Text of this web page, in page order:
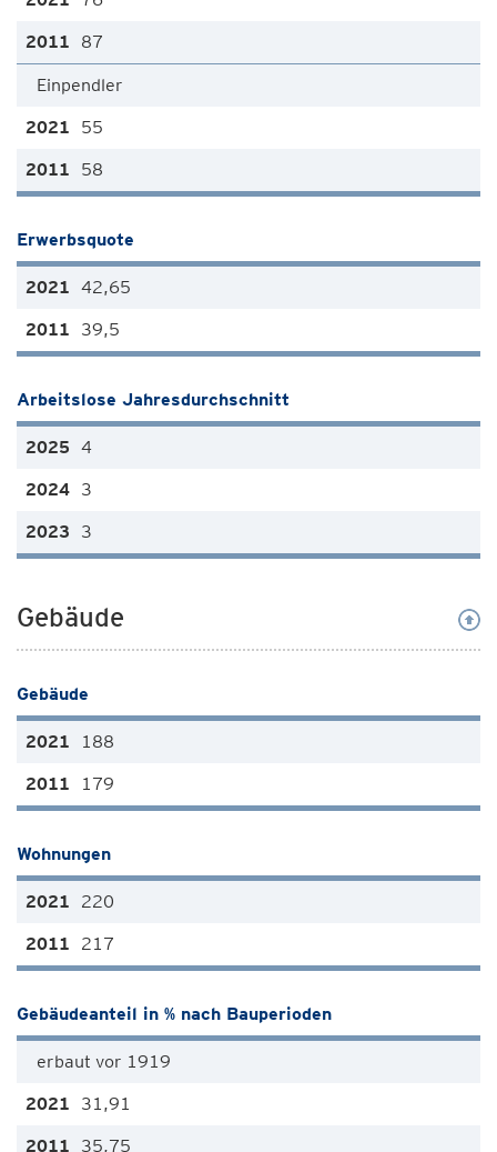
87
Einpendler
55
58
Erwerbsquote
42,65
39,5
Arbeitslose Jahresdurchschnitt
4
3
3
Gebäude
Gebäude
188
179
Wohnungen
220
217
Gebäudeanteil in % nach Bauperioden
erbaut vor 1919
31,91
35,75